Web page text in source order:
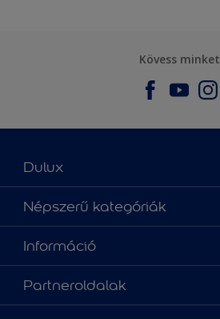
Kövess minket
Dulux
Üzlet keresése
Oldaltérkép
Elérhetőségek
Népszerű kategóriák
Az év Dulux színe
Festési tanácsok
Inspiráció
Információ
Színpontosság
Hozzáférhetőség
Partneroldalak